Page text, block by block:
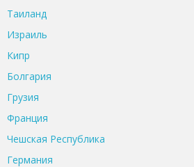
Таиланд
Израиль
Кипр
Болгария
Грузия
Франция
Чешская Республика
Германия